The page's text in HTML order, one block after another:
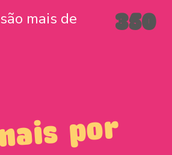
350
mais de